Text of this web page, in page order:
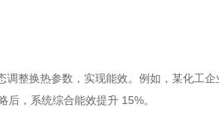
整换热参数，实现能效。例如，某化工
，系统综合能效提升 15%。